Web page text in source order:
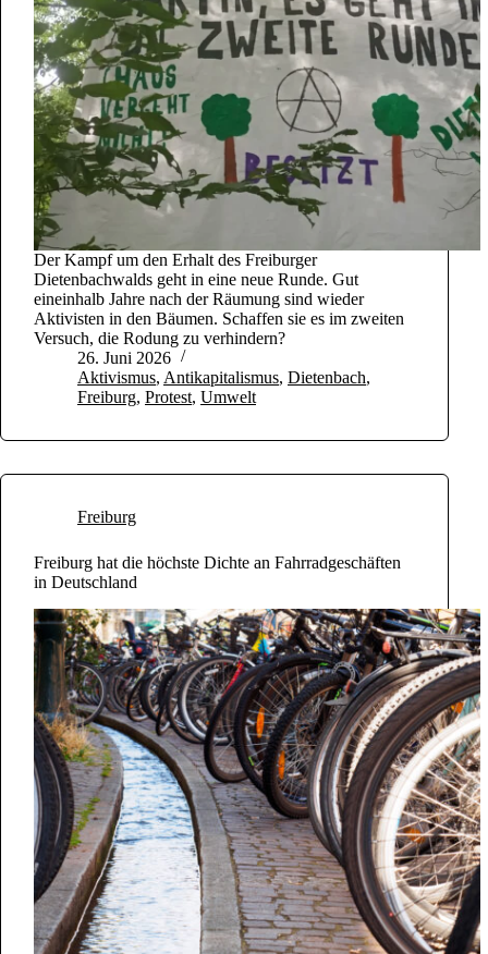
Der Kampf um den Erhalt des Freiburger
Dietenbachwalds geht in eine neue Runde. Gut
eineinhalb Jahre nach der Räumung sind wieder
Aktivisten in den Bäumen. Schaffen sie es im zweiten
Versuch, die Rodung zu verhindern?
26. Juni 2026
Aktivismus, Antikapitalismus, Dietenbach,
Freiburg, Protest, Umwelt
Freiburg
Freiburg hat die höchste Dichte an Fahrradgeschäften
in Deutschland